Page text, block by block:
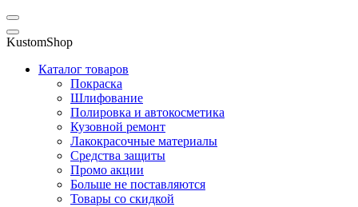
KustomShop
Каталог товаров
Покраска
Шлифование
Полировка и автокосметика
Кузовной ремонт
Лакокрасочные материалы
Средства защиты
Промо акции
Больше не поставляются
Товары со скидкой